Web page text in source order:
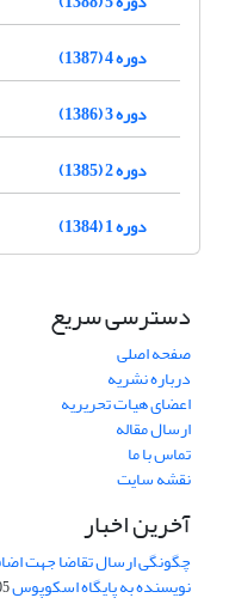
دوره 4 (1387)
دوره 3 (1386)
دوره 2 (1385)
دوره 1 (1384)
دسترسی سریع
صفحه اصلی
درباره نشریه
اعضای هیات تحریریه
ارسال مقاله
تماس با ما
نقشه سایت
آخرین اخبار
چگونگی ارسال تقاضا جهت
نویسنده به پایگاه اسکوپوس